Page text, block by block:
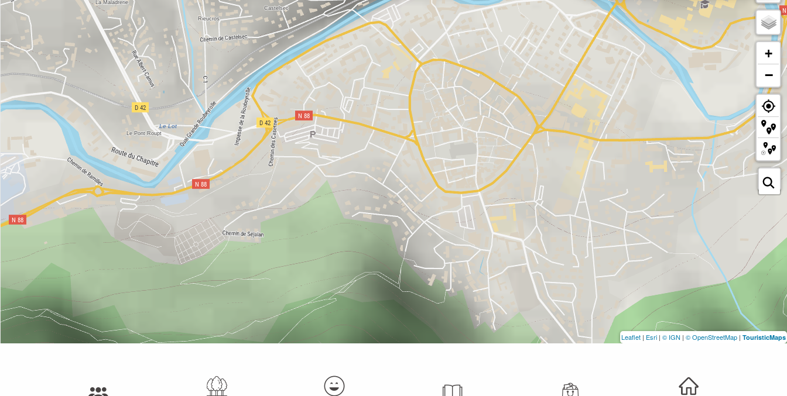
+
−
Leaflet | Esri | © IGN | © OpenStreetMap | TouristicMaps